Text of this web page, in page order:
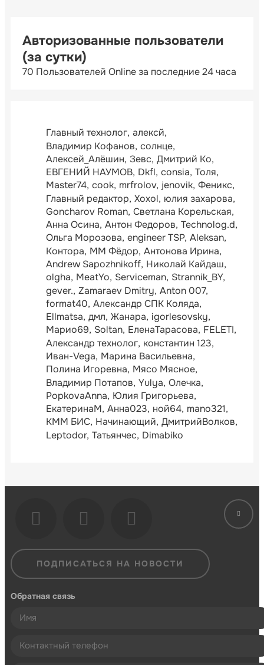
Авторизованные пользователи
(за сутки)
70 Пользователей Online за последние 24 часа
Главный технолог алексй
Владимир Кофанов солнце
Алексей_Алёшин Зевс Дмитрий Ко
ЕВГЕНИЙ НАУМОВ Dkfl consia Толя
Master74 cook mrfrolov jenovik Феникс
Главный редактор Xoxol юлия захарова
Goncharov Roman Светлана Корельская
Анна Осина Антон Федоров Technolog.d
Ольга Морозова engineer TSP Aleksan
Контора ММ Фёдор Антонова Ирина
Andrew Sapozhnikoff Николай Кайдаш
olgha MeatYo Serviceman Strannik_BY
gever. Zamaraev Dmitry Anton 007
format40 Александр СПК Коляда
Ellmatsa дмл Жанара igorlesovsky
Марио69 Soltan ЕленаТарасова FELETI
Александр технолог константин 123
Иван-Vega Марина Васильевна
Полина Игоревна Мясо Мясное
Владимир Потапов Yulya Олечка
PopkovaAnna Юлия Григорьева
ЕкатеринаМ Анна023 ной64 mano321
КММ БИС Начинающий ДмитрийВолков
Leptodor Татьянчес Dimabiko
ПОДПИСАТЬСЯ НА НОВОСТИ
Обратная связь